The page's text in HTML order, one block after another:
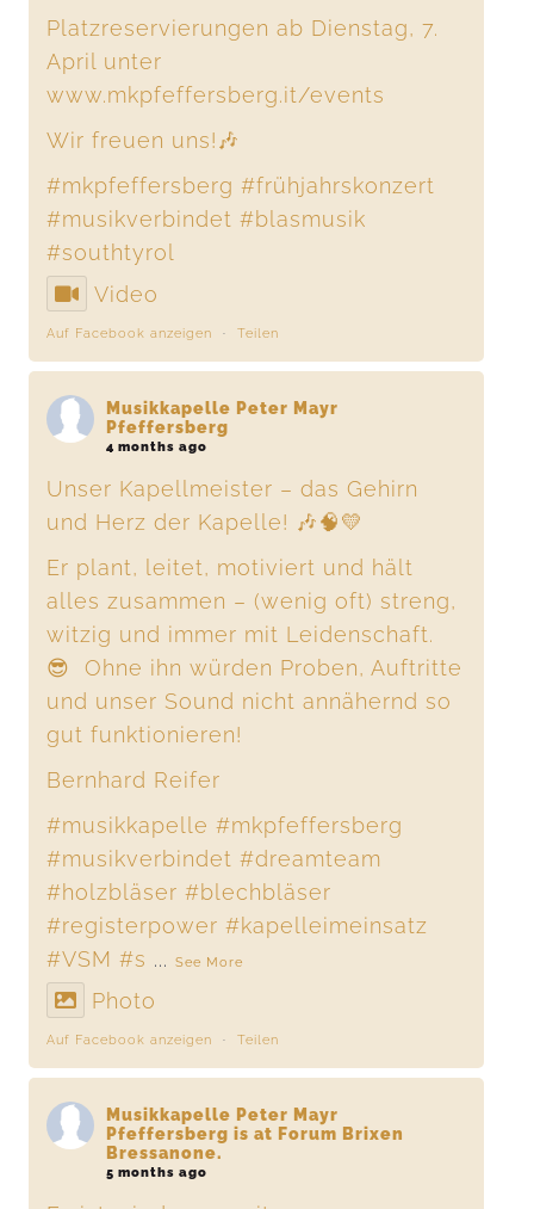
Platzreservierungen ab Dienstag, 7.
April unter
www.mkpfeffersberg.it/events
Wir freuen uns!🎶
#mkpfeffersberg #frühjahrskonzert
#musikverbindet #blasmusik
#southtyrol
Video
Auf Facebook anzeigen · Teilen
Musikkapelle Peter Mayr
Pfeffersberg
4 months ago
Unser Kapellmeister – das Gehirn
und Herz der Kapelle! 🎶🧠💛
Er plant, leitet, motiviert und hält
alles zusammen – (wenig oft) streng,
witzig und immer mit Leidenschaft.
😎 Ohne ihn würden Proben, Auftritte
und unser Sound nicht annähernd so
gut funktionieren!
Bernhard Reifer
#musikkapelle #mkpfeffersberg
#musikverbindet #dreamteam
#holzbläser #blechbläser
#registerpower #kapelleimeinsatz
#VSM #s ...See More
Photo
Auf Facebook anzeigen · Teilen
Musikkapelle Peter Mayr
Pfeffersberg is at Forum Brixen
Bressanone.
5 months ago